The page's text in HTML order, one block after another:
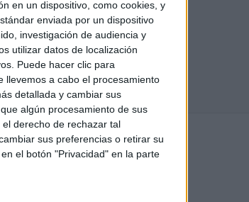
en un dispositivo, como cookies, y
enviada por un dispositivo
investigación de audiencia y
utilizar datos de localización
Puede hacer clic para
llevemos a cabo el procesamiento
detallada y cambiar sus
algún procesamiento de sus
derecho de rechazar tal
sus preferencias o retirar su
el botón "Privacidad" en la parte